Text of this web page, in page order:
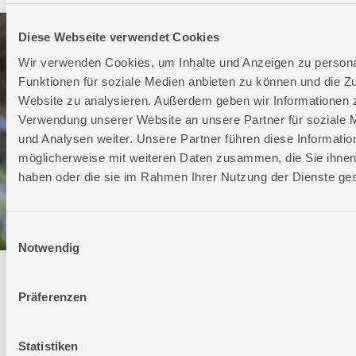
Diese Webseite verwendet Cookies
Wir verwenden Cookies, um Inhalte und Anzeigen zu
Funktionen für soziale Medien anbieten zu können und die
Website zu analysieren. Außerdem geben wir Informationen
Verwendung unserer Website an unsere Partner für soziale
und Analysen weiter. Unsere Partner führen diese
möglicherweise mit weiteren Daten zusammen, die Sie
haben oder die sie im Rahmen Ihrer Nutzung der Dienste
Notwendig
Präferenzen
Statistiken
Montag - Freitag